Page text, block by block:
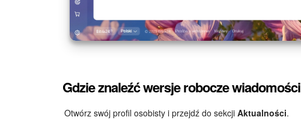
Gdzie znaleźć wersje robocze wiadomości
Otwórz swój profil osobisty i przejdź do sekcji Aktualności.